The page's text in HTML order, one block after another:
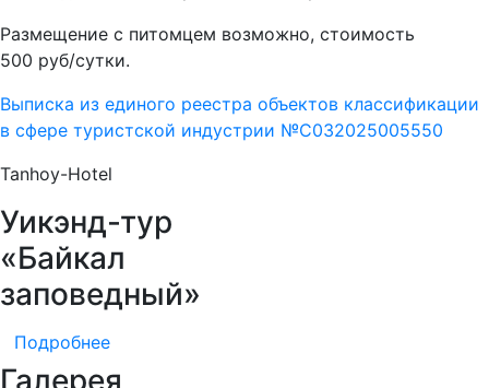
Размещение с питомцем возможно, стоимость
500 руб/сутки.
Выписка из единого реестра объектов классификации
в сфере туристской индустрии №С032025005550
Tanhoy-Hotel
Уикэнд-тур
«Байкал
заповедный»
Подробнее
Галерея